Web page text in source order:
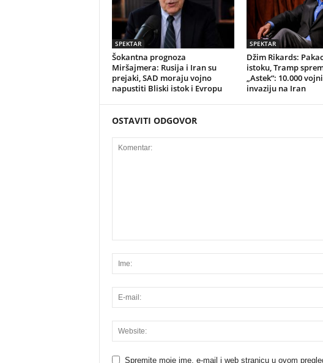
SPEKTAR
Šokantna prognoza
Miršajmera: Rusija i Iran su
prejaki, SAD moraju vojno
napustiti Bliski istok i Evropu
SPEKTAR
Džim Rikards:
istoku, Tramp
„Astek“: 10.000
invaziju na Iran
OSTAVITI ODGOVOR
Spremite moje ime, e-mail i web stranicu u ovom